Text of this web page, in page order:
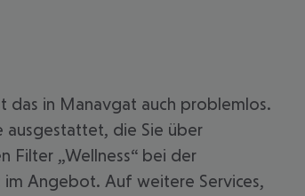
das in Manavgat auch problemlos.
ausgestattet, die Sie über
Filter „Wellness“ bei der
Angebot. Auf weitere Services,